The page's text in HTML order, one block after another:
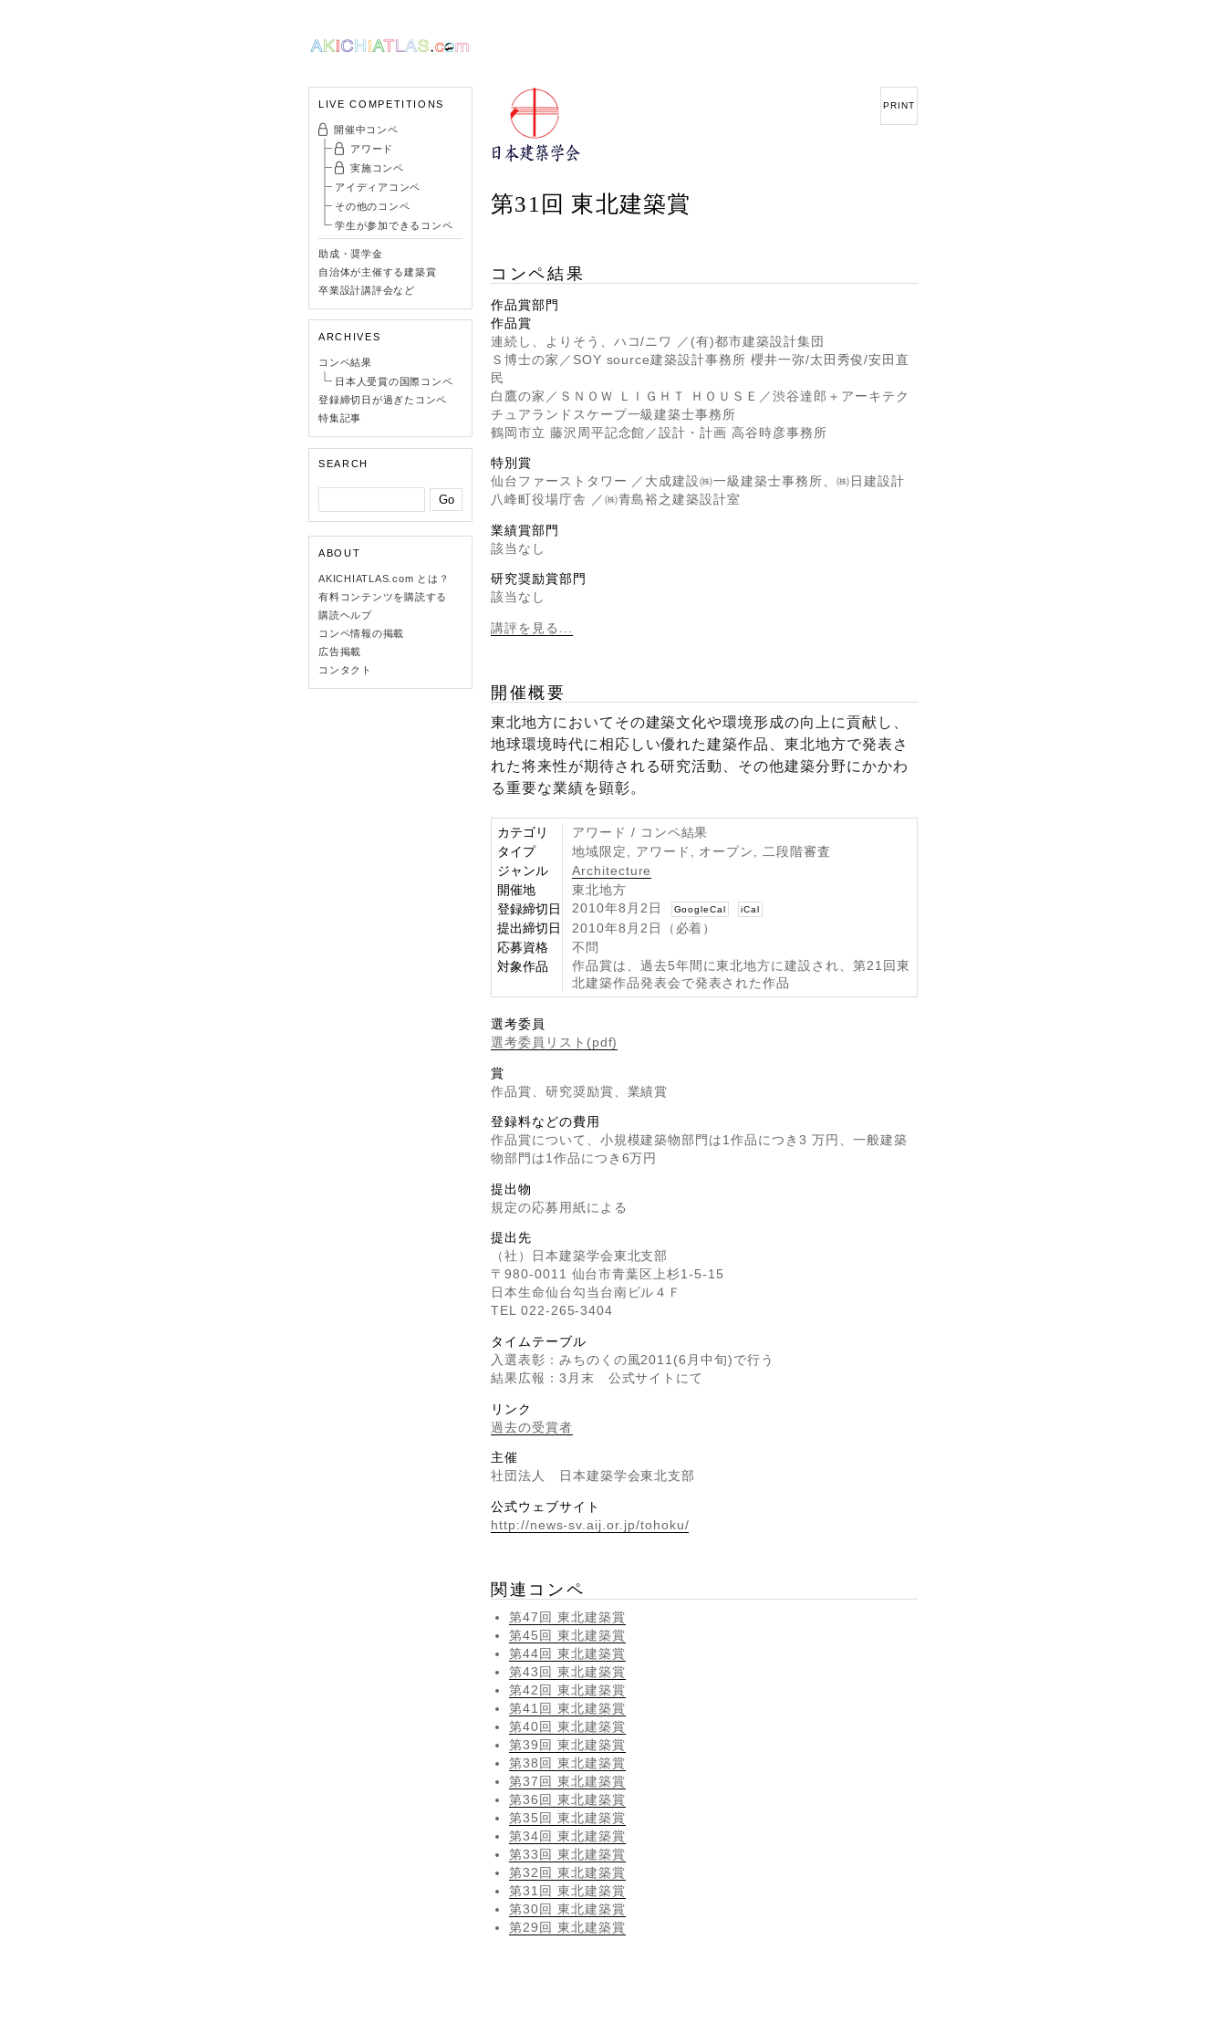
LIVE COMPETITIONS
開催中コンペ
アワード
実施コンペ
アイディアコンペ
その他のコンペ
学生が参加できるコンペ
助成・奨学金
自治体が主催する建築賞
卒業設計講評会など
ARCHIVES
コンペ結果
日本人受賞の国際コンペ
登録締切日が過ぎたコンペ
特集記事
SEARCH
ABOUT
AKICHIATLAS.com とは？
有料コンテンツを購読する
購読ヘルプ
コンペ情報の掲載
広告掲載
コンタクト
PRINT
第31回 東北建築賞
コンペ結果
作品賞部門
作品賞
連続し、よりそう、ハコ/ニワ ／(有)都市建築設計集団
Ｓ博士の家／SOY source建築設計事務所 櫻井一弥/太田秀俊/安田直
民
白鷹の家／ＳＮＯＷ ＬＩＧＨＴ ＨＯＵＳＥ／渋谷達郎＋アーキテク
チュアランドスケープ一級建築士事務所
鶴岡市立 藤沢周平記念館／設計・計画 高谷時彦事務所
特別賞
仙台ファーストタワー ／大成建設㈱一級建築士事務所、㈱日建設計
八峰町役場庁舎 ／㈱青島裕之建築設計室
業績賞部門
該当なし
研究奨励賞部門
該当なし
講評を見る...
開催概要
東北地方においてその建築文化や環境形成の向上に貢献し、
地球環境時代に相応しい優れた建築作品、東北地方で発表さ
れた将来性が期待される研究活動、その他建築分野にかかわ
る重要な業績を顕彰。
カテゴリ
アワード / コンペ結果
タイプ
地域限定, アワード, オープン, 二段階審査
ジャンル
Architecture
開催地
東北地方
登録締切日
2010年8月2日 GoogleCal iCal
提出締切日
2010年8月2日（必着）
応募資格
不問
対象作品
作品賞は、過去5年間に東北地方に建設され、第21回東
北建築作品発表会で発表された作品
選考委員
選考委員リスト(pdf)
賞
作品賞、研究奨励賞、業績賞
登録料などの費用
作品賞について、小規模建築物部門は1作品につき3 万円、一般建築
物部門は1作品につき6万円
提出物
規定の応募用紙による
提出先
（社）日本建築学会東北支部
〒980-0011 仙台市青葉区上杉1-5-15
日本生命仙台勾当台南ビル４Ｆ
TEL 022-265-3404
タイムテーブル
入選表彰：みちのくの風2011(6月中旬)で行う
結果広報：3月末 公式サイトにて
リンク
過去の受賞者
主催
社団法人 日本建築学会東北支部
公式ウェブサイト
http://news-sv.aij.or.jp/tohoku/
関連コンペ
第47回 東北建築賞
第45回 東北建築賞
第44回 東北建築賞
第43回 東北建築賞
第42回 東北建築賞
第41回 東北建築賞
第40回 東北建築賞
第39回 東北建築賞
第38回 東北建築賞
第37回 東北建築賞
第36回 東北建築賞
第35回 東北建築賞
第34回 東北建築賞
第33回 東北建築賞
第32回 東北建築賞
第31回 東北建築賞
第30回 東北建築賞
第29回 東北建築賞